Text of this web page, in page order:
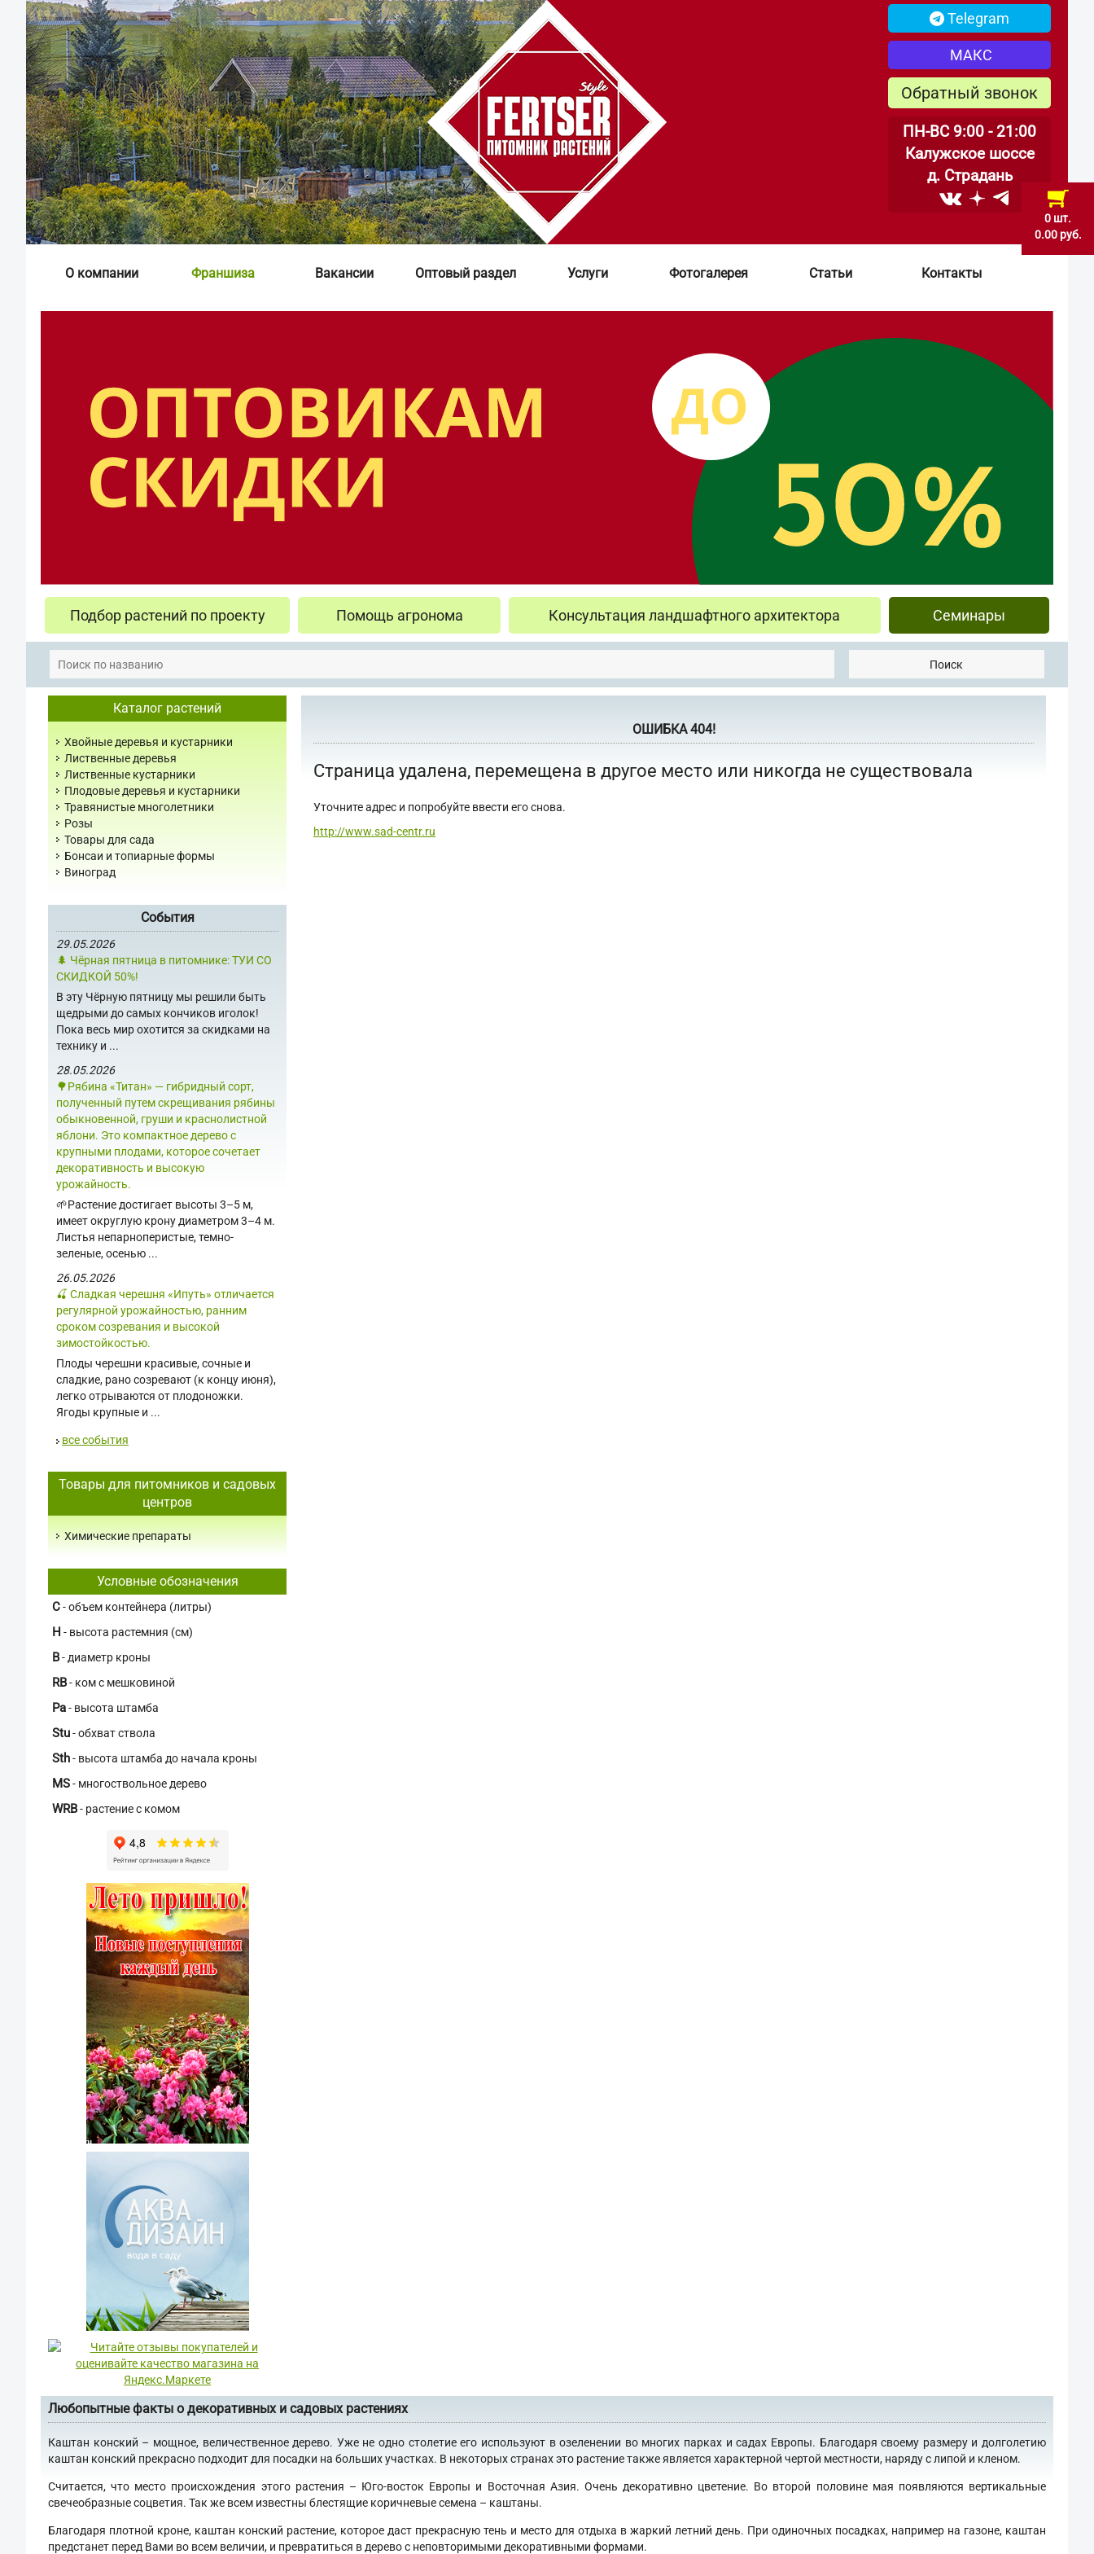
0 шт.
0.00 руб.
Telegram
МАКС
Обратный звонок
ПН-ВС 9:00 - 21:00
Калужское шоссе
д. Страдань
О компании Франшиза Вакансии Оптовый раздел Услуги Фотогалерея Статьи Контакты
Подбор растений по проекту Помощь агронома Консультация ландшафтного архитектора Семинары
Поиск
Каталог растений
Хвойные деревья и кустарники
Лиственные деревья
Лиственные кустарники
Плодовые деревья и кустарники
Травянистые многолетники
Розы
Товары для сада
Бонсаи и топиарные формы
Виноград
События
29.05.2026
🌲 Чёрная пятница в питомнике: ТУИ СО
СКИДКОЙ 50%!
В эту Чёрную пятницу мы решили быть
щедрыми до самых кончиков иголок!
Пока весь мир охотится за скидками на
технику и ...
28.05.2026
🌳Рябина «Титан» — гибридный сорт,
полученный путем скрещивания рябины
обыкновенной, груши и краснолистной
яблони. Это компактное дерево с
крупными плодами, которое сочетает
декоративность и высокую
урожайность.
🌱Растение достигает высоты 3–5 м,
имеет округлую крону диаметром 3–4 м.
Листья непарноперистые, темно-
зеленые, осенью ...
26.05.2026
🍒 Сладкая черешня «Ипуть» отличается
регулярной урожайностью, ранним
сроком созревания и высокой
зимостойкостью.
Плоды черешни красивые, сочные и
сладкие, рано созревают (к концу июня),
легко отрываются от плодоножки.
Ягоды крупные и ...
все события
Товары для питомников и садовых
центров
Химические препараты
Условные обозначения
C- объем контейнера (литры)
H - высота растемния (см)
В- диаметр кроны
RB- ком с мешковиной
Pa- высота штамба
Stu- обхват ствола
Sth- высота штамба до начала кроны
MS- многоствольное дерево
WRB- растение с комом
ОШИБКА 404!
Страница удалена, перемещена в другое место или никогда не существовала
Уточните адрес и попробуйте ввести его снова.
http://www.sad-centr.ru
Любопытные факты о декоративных и садовых растениях
Каштан конский – мощное, величественное дерево. Уже не одно столетие его используют в озеленении во многих парках и садах Европы. Благодаря своему размеру и долголетию
каштан конский прекрасно подходит для посадки на больших участках. В некоторых странах это растение также является характерной чертой местности, наряду с липой и кленом.
Считается, что место происхождения этого растения – Юго-восток Европы и Восточная Азия. Очень декоративно цветение. Во второй половине мая появляются вертикальные
свечеобразные соцветия. Так же всем известны блестящие коричневые семена – каштаны.
Благодаря плотной кроне, каштан конский растение, которое даст прекрасную тень и место для отдыха в жаркий летний день. При одиночных посадках, например на газоне, каштан
предстанет перед Вами во всем величии, и превратиться в дерево с неповторимыми декоративными формами.